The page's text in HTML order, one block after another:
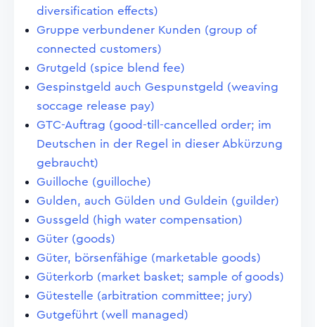
diversification effects)
Gruppe verbundener Kunden (group of
connected customers)
Grutgeld (spice blend fee)
Gespinstgeld auch Gespunstgeld (weaving
soccage release pay)
GTC-Auftrag (good-till-cancelled order; im
Deutschen in der Regel in dieser Abkürzung
gebraucht)
Guilloche (guilloche)
Gulden, auch Gülden und Guldein (guilder)
Gussgeld (high water compensation)
Güter (goods)
Güter, börsenfähige (marketable goods)
Güterkorb (market basket; sample of goods)
Gütestelle (arbitration committee; jury)
Gutgeführt (well managed)